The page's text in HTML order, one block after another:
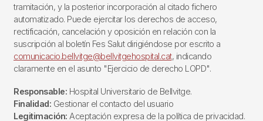
tramitación, y la posterior incorporación al citado fichero
automatizado. Puede ejercitar los derechos de acceso,
rectificación, cancelación y oposición en relación con la
suscripción al boletín Fes Salut dirigiéndose por escrito a
comunicacio.bellvitge@bellvitgehospital.cat, indicando
claramente en el asunto "Ejercicio de derecho LOPD".
Responsable: Hospital Universitario de Bellvitge.
Finalidad: Gestionar el contacto del usuario
Legitimación: Aceptación expresa de la política de privacidad.